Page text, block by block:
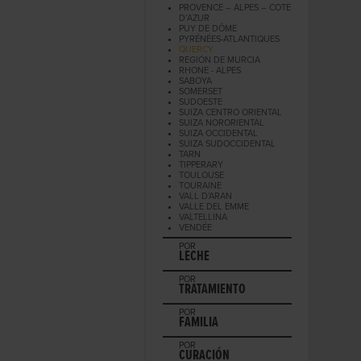
PROVENCE – ALPES – COTE
D’AZUR
PUY DE DÔME
PYRÉNÉES-ATLANTIQUES
QUERCY
REGIÓN DE MURCIA
RHONE - ALPES
SABOYA
SOMERSET
SUDOESTE
SUIZA CENTRO ORIENTAL
SUIZA NORORIENTAL
SUIZA OCCIDENTAL
SUIZA SUDOCCIDENTAL
TARN
TIPPERARY
TOULOUSE
TOURAINE
VALL D'ARAN
VALLE DEL EMME
VALTELLINA
VENDÉE
POR
LECHE
POR
TRATAMIENTO
POR
FAMILIA
POR
CURACIÓN